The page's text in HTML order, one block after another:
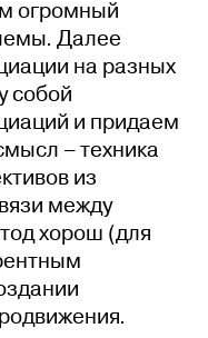
огромный
Далее
на разных
собой
и придаем
– техника
из
между
хорош (для